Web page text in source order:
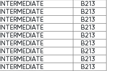
INTERMEDIATE
B213
INTERMEDIATE
B213
INTERMEDIATE
B213
INTERMEDIATE
B213
INTERMEDIATE
B213
INTERMEDIATE
B213
INTERMEDIATE
B213
INTERMEDIATE
B213
INTERMEDIATE
B213